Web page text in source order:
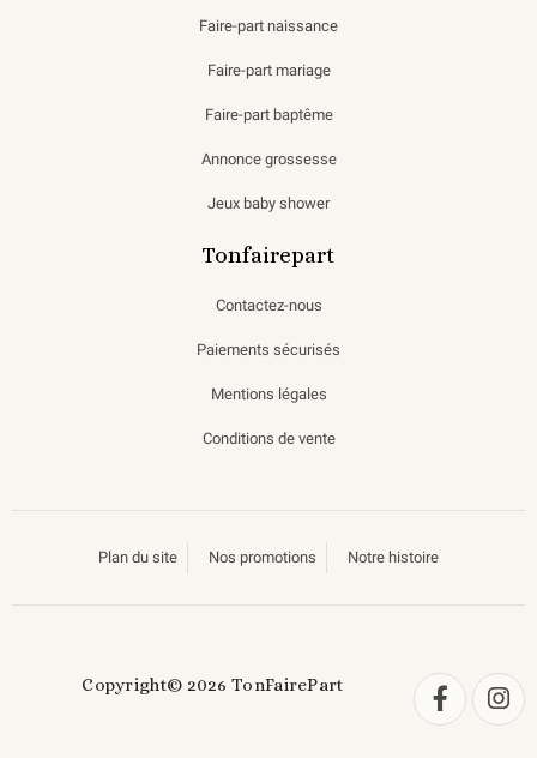
Faire-part naissance
Faire-part mariage
Faire-part baptême
Annonce grossesse
Jeux baby shower
Tonfairepart
Contactez-nous
Paiements sécurisés
Mentions légales
Conditions de vente
Plan du site Nos promotions Notre histoire
Copyright© 2026 TonFairePart